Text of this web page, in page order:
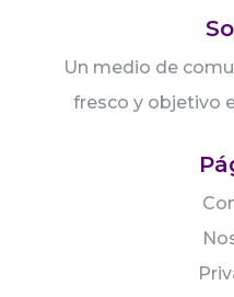
Un medio de
fresco y objetivo